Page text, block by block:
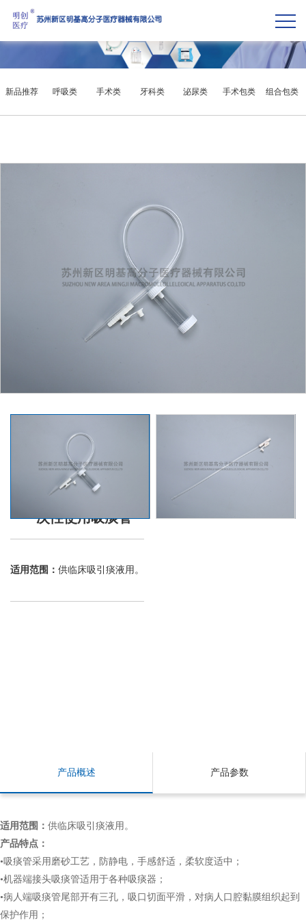
新品推荐 呼吸类 手术类 牙科类 泌尿类 手术包类 组合包类
一次性使用吸痰管
适用范围： 供临床吸引痰液用。
产品概述 产品参数
适用范围： 供临床吸引痰液用。
产品特点：
•吸痰管采用磨砂工艺，防静电，手感舒适，柔软度适中；
•机器端接头吸痰管适用于各种吸痰器；
•病人端吸痰管尾部开有三孔，吸口切面平滑，对病人口腔黏膜组织起到
保护作用；